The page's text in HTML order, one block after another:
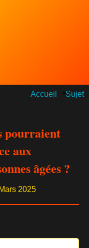
Accueil Sujet
pourraient
aux
âgées ?
2025